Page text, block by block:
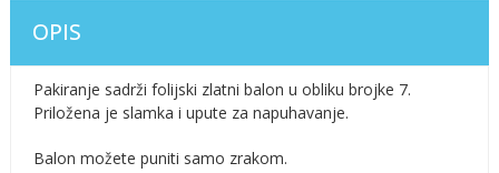
OPIS
Pakiranje sadrži folijski zlatni balon u obliku brojke 7.
Priložena je slamka i upute za napuhavanje.
Balon možete puniti samo zrakom.